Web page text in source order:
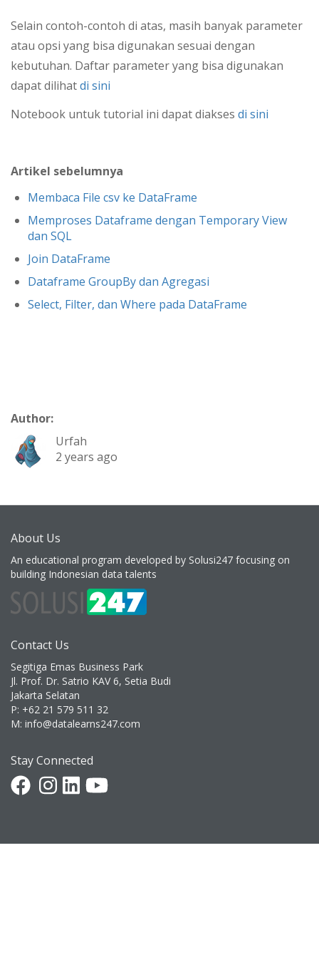
Selain contoh-contoh di atas, masih banyak parameter
atau opsi yang bisa digunakan sesuai dengan
kebutuhan. Daftar parameter yang bisa digunakan
dapat dilihatdi sini
Notebook untuk tutorial ini dapat diakses di sini
Artikel sebelumnya
Membaca File csv ke DataFrame
Memproses Dataframe dengan Temporary View
dan SQL
Join DataFrame
Dataframe GroupBy dan Agregasi
Select, Filter, dan Where pada DataFrame
Author:
Urfah
2 years ago
About Us
An educational program developed by Solusi247 focusing on
building Indonesian data talents
Contact Us
Segitiga Emas Business Park
Jl. Prof. Dr. Satrio KAV 6, Setia Budi
Jakarta Selatan
P: +62 21 579 511 32
M: info@datalearns247.com
Stay Connected